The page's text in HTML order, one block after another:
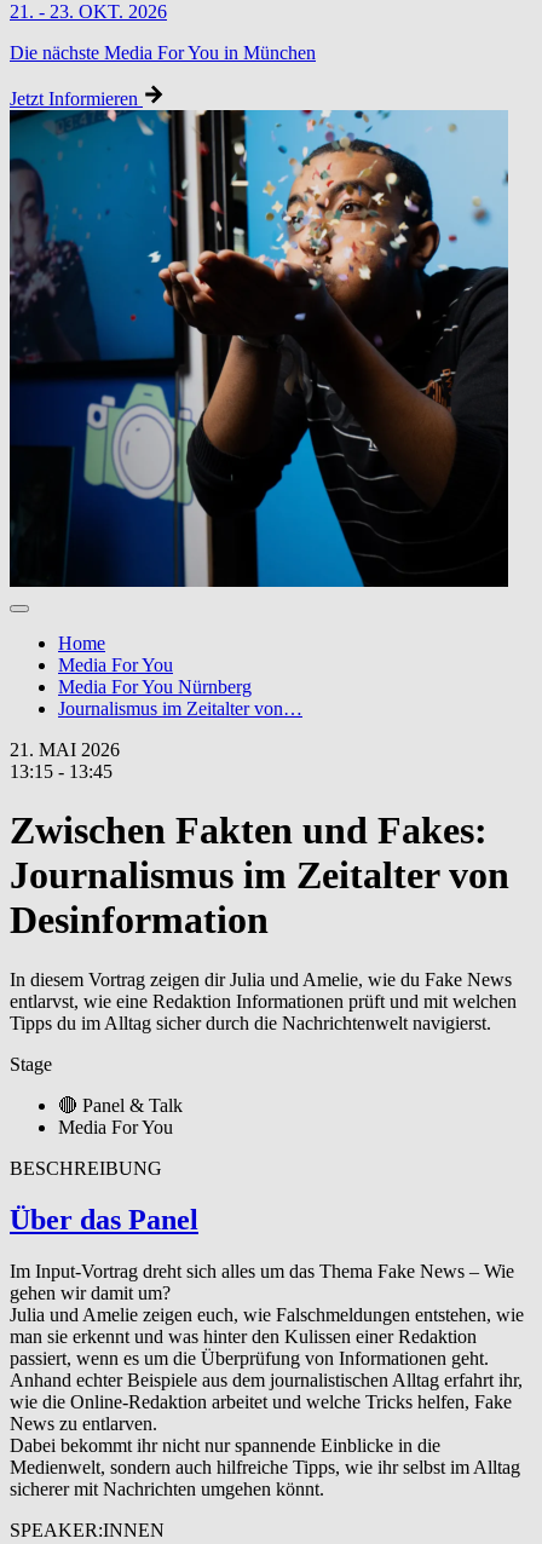
21. - 23. OKT. 2026
Die nächste Media For You in München
Jetzt Informieren
Home
Media For You
Media For You Nürnberg
Journalismus im Zeitalter von…
21. MAI 2026
13:15 - 13:45
Zwischen Fakten und Fakes:
Journalismus im Zeitalter von
Desinformation
In diesem Vortrag zeigen dir Julia und Amelie, wie du Fake News
entlarvst, wie eine Redaktion Informationen prüft und mit welchen
Tipps du im Alltag sicher durch die Nachrichtenwelt navigierst.
Stage
🔴 Panel & Talk
Media For You
BESCHREIBUNG
Über das Panel
Im Input-Vortrag dreht sich alles um das Thema Fake News – Wie
gehen wir damit um?
Julia und Amelie zeigen euch, wie Falschmeldungen entstehen, wie
man sie erkennt und was hinter den Kulissen einer Redaktion
passiert, wenn es um die Überprüfung von Informationen geht.
Anhand echter Beispiele aus dem journalistischen Alltag erfahrt ihr,
wie die Online-Redaktion arbeitet und welche Tricks helfen, Fake
News zu entlarven.
Dabei bekommt ihr nicht nur spannende Einblicke in die
Medienwelt, sondern auch hilfreiche Tipps, wie ihr selbst im Alltag
sicherer mit Nachrichten umgehen könnt.
SPEAKER:INNEN